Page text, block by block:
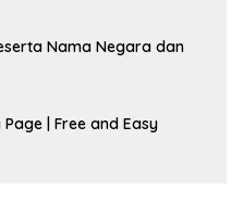
Nama Negara dan
| Free and Easy